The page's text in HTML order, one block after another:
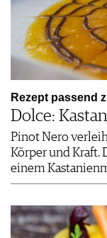
Rezept passend
Dolce:
Pinot Nero
Körper und Kraft.
einem